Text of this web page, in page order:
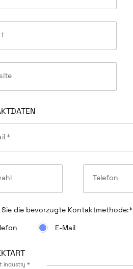
*
Telefon
Sie die bevorzugte Kontaktmethode:*
E-Mail
industry *